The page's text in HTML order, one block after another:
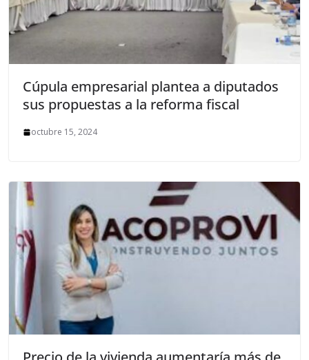
Cúpula empresarial plantea a diputados
sus propuestas a la reforma fiscal
octubre 15, 2024